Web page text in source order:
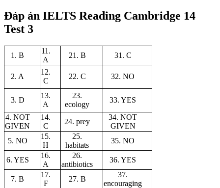
Đáp án IELTS Reading Cambridge 14
Test 3
1. B
11.
A
21. B 31. C
2. A
12.
C
22. C 32. NO
3. D
13.
A
23.
ecology
33. YES
4. NOT
GIVEN
14.
C
24. prey
34. NOT
GIVEN
5. NO
15.
H
25.
habitats
35. NO
6. YES
16.
A
26.
antibiotics
36. YES
7. B
17.
F
27. B
37.
encouraging